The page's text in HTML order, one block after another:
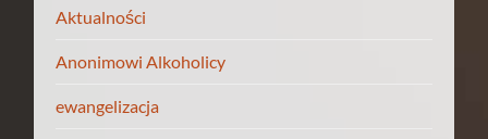
Aktualności
Anonimowi Alkoholicy
ewangelizacja